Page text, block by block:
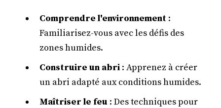
Comprendre l'environnement :
Familiarisez-vous avec les défis des
zones humides.
Construire un abri : Apprenez à créer
un abri adapté aux conditions humides.
Maîtriser le feu : Des techniques pour